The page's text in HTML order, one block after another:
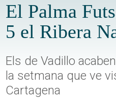
El Palma
5 el Ribera
Els de Vadillo
la setmana que ve
Cartagena